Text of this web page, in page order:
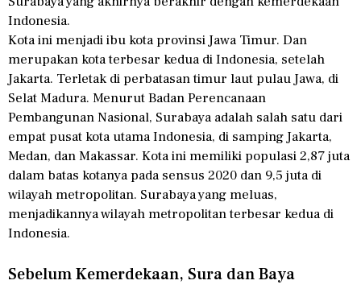
Indonesia.
Kota ini menjadi ibu kota provinsi Jawa Timur. Dan
merupakan kota terbesar kedua di Indonesia, setelah
Jakarta. Terletak di perbatasan timur laut pulau Jawa, di
Selat Madura. Menurut Badan Perencanaan
Pembangunan Nasional, Surabaya adalah salah satu dari
empat pusat kota utama Indonesia, di samping Jakarta,
Medan, dan Makassar. Kota ini memiliki populasi 2,87 juta
dalam batas kotanya pada sensus 2020 dan 9,5 juta di
wilayah metropolitan. Surabaya yang meluas,
menjadikannya wilayah metropolitan terbesar kedua di
Indonesia.
Sebelum Kemerdekaan, Sura dan Baya